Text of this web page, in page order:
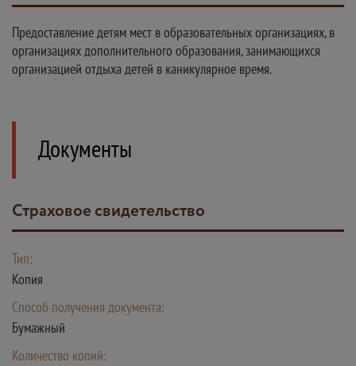
Предоставление детям мест в образовательных организациях, в
организациях дополнительного образования, занимающихся
организацией отдыха детей в каникулярное время.
Документы
Страховое свидетельство
Тип:
Копия
Способ получения документа:
Бумажный
Количество копий: